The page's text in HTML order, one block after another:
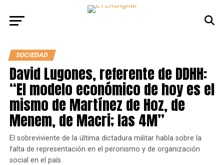
SOCIEDAD
David Lugones, referente de DDHH:
“El modelo económico de hoy es el
mismo de Martínez de Hoz, de
Menem, de Macri; las 4M”
El sobreviviente de la última dictadura militar habla sobre la
falta de representación en el peronismo y de organización
social en el país.